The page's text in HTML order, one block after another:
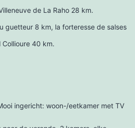
de La Raho 28 km.
guetteur 8 km, la forteresse de salses
40 km.
ingericht: woon-/eetkamer met TV